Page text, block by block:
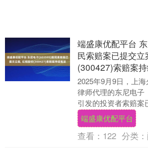
端盛康优配平台
民索赔案已提交
(300427)索赔案
2025年9月9日，上
律师代理的东尼电子
引发的投资者索赔案
律师团队同步还在继
案工....
端盛康优配平台
查看： 122 分类：